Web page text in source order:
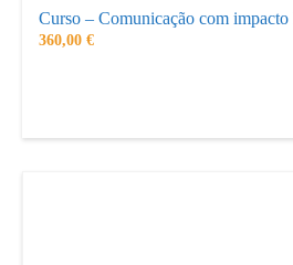
Curso – Comunicação com impacto
360,00 €